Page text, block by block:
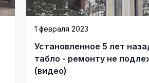
1 февраля 2023
Установленное 5 лет
табло - ремонту не
(видео)